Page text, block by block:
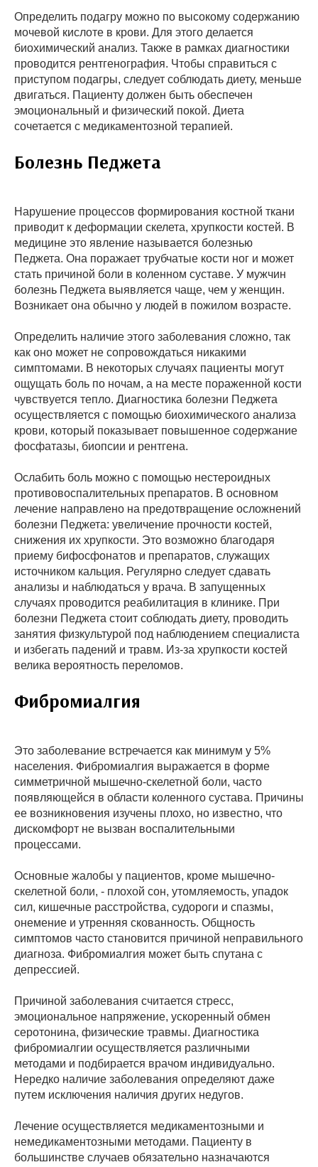
Определить подагру можно по высокому содержанию
мочевой кислоте в крови. Для этого делается
биохимический анализ. Также в рамках диагностики
проводится рентгенография. Чтобы справиться с
приступом подагры, следует соблюдать диету, меньше
двигаться. Пациенту должен быть обеспечен
эмоциональный и физический покой. Диета
сочетается с медикаментозной терапией.
Болезнь Педжета
Нарушение процессов формирования костной ткани
приводит к деформации скелета, хрупкости костей. В
медицине это явление называется болезнью
Педжета. Она поражает трубчатые кости ног и может
стать причиной боли в коленном суставе. У мужчин
болезнь Педжета выявляется чаще, чем у женщин.
Возникает она обычно у людей в пожилом возрасте.
Определить наличие этого заболевания сложно, так
как оно может не сопровождаться никакими
симптомами. В некоторых случаях пациенты могут
ощущать боль по ночам, а на месте пораженной кости
чувствуется тепло. Диагностика болезни Педжета
осуществляется с помощью биохимического анализа
крови, который показывает повышенное содержание
фосфатазы, биопсии и рентгена.
Ослабить боль можно с помощью нестероидных
противовоспалительных препаратов. В основном
лечение направлено на предотвращение осложнений
болезни Педжета: увеличение прочности костей,
снижения их хрупкости. Это возможно благодаря
приему бифосфонатов и препаратов, служащих
источником кальция. Регулярно следует сдавать
анализы и наблюдаться у врача. В запущенных
случаях проводится реабилитация в клинике. При
болезни Педжета стоит соблюдать диету, проводить
занятия физкультурой под наблюдением специалиста
и избегать падений и травм. Из-за хрупкости костей
велика вероятность переломов.
Фибромиалгия
Это заболевание встречается как минимум у 5%
населения. Фибромиалгия выражается в форме
симметричной мышечно-скелетной боли, часто
появляющейся в области коленного сустава. Причины
ее возникновения изучены плохо, но известно, что
дискомфорт не вызван воспалительными
процессами.
Основные жалобы у пациентов, кроме мышечно-
скелетной боли, - плохой сон, утомляемость, упадок
сил, кишечные расстройства, судороги и спазмы,
онемение и утренняя скованность. Общность
симптомов часто становится причиной неправильного
диагноза. Фибромиалгия может быть спутана с
депрессией.
Причиной заболевания считается стресс,
эмоциональное напряжение, ускоренный обмен
серотонина, физические травмы. Диагностика
фибромиалгии осуществляется различными
методами и подбирается врачом индивидуально.
Нередко наличие заболевания определяют даже
путем исключения наличия других недугов.
Лечение осуществляется медикаментозными и
немедикаментозными методами. Пациенту в
большинстве случаев обязательно назначаются